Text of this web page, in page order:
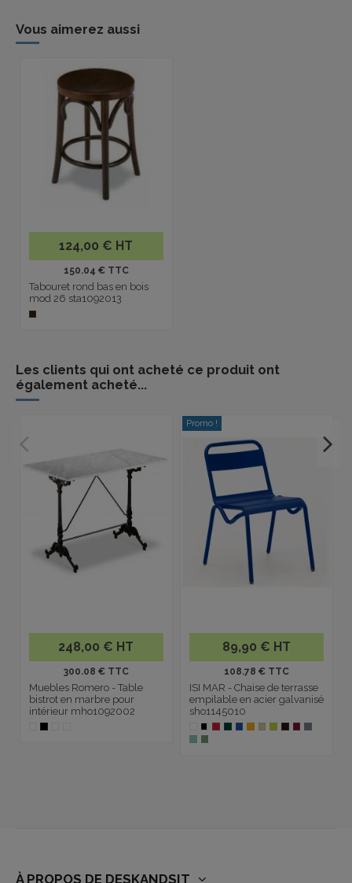
Vous aimerez aussi
124,00 € HT
150.04 € TTC
Tabouret rond bas en bois
mod 26 sta1092013
Les clients qui ont acheté ce produit ont
également acheté...
248,00 € HT
300.08 € TTC
Muebles Romero - Table
bistrot en marbre pour
intérieur mho1092002
Promo !
89,90 € HT
108.78 € TTC
ISI MAR - Chaise de terrasse
empilable en acier galvanisé
sho1145010
À PROPOS DE DESKANDSIT